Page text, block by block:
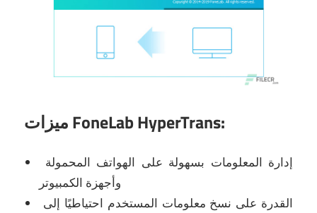
ميزات FoneLab HyperTrans:
وأجهزة الكمبيوتر